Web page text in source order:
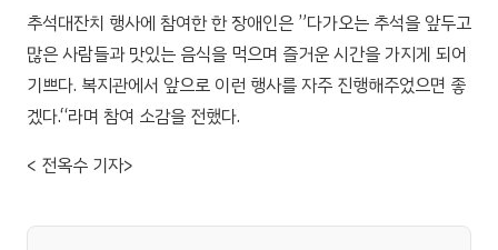
추석대잔치 행사에 참여한 한 장애인은 ”다가오는 추석을 앞두고
많은 사람들과 맛있는 음식을 먹으며 즐거운 시간을 가지게 되어
기쁘다. 복지관에서 앞으로 이런 행사를 자주 진행해주었으면 좋
겠다.“라며 참여 소감을 전했다.
< 전옥수 기자>